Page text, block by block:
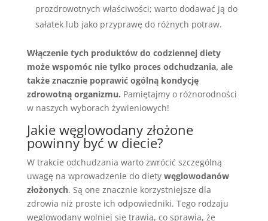
prozdrowotnych właściwości; warto dodawać ją do
sałatek lub jako przyprawę do różnych potraw.
Włączenie tych produktów do codziennej diety
może wspomóc nie tylko proces odchudzania, ale
także znacznie poprawić ogólną kondycję
zdrowotną organizmu. Pamiętajmy o różnorodności
w naszych wyborach żywieniowych!
Jakie węglowodany złożone
powinny być w diecie?
W trakcie odchudzania warto zwrócić szczególną
uwagę na wprowadzenie do diety węglowodanów
złożonych. Są one znacznie korzystniejsze dla
zdrowia niż proste ich odpowiedniki. Tego rodzaju
węglowodany wolniej się trawią, co sprawia, że